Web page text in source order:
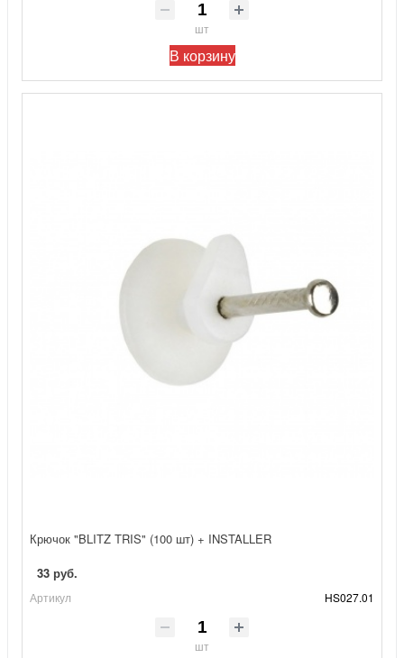
шт
В корзину
Крючок "BLITZ TRIS" (100 шт) + INSTALLER
33 руб.
Артикул HS027.01
шт